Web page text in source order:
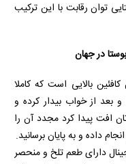
100 درصد روبوستایی توان رقابت با این ترکیب
در جهان
بالایی است که کاملا
از خواب بیدار کرده و
افت پیدا کرد مجدد آن را
داده و به پایان برسانید.
دارای طعم تلخ و منحصر